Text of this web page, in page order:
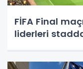
FİFA Final
liderleri